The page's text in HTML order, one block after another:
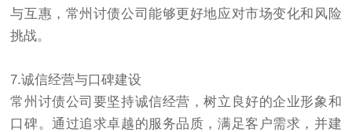
与互惠，常州讨债公司能够更好地应对市场变化和风险
挑战。
7.诚信经营与口碑建设
常州讨债公司要坚持诚信经营，树立良好的企业形象和
口碑。通过追求卓越的服务品质，满足客户需求，并建